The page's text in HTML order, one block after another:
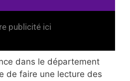
publicité ici
dans le département
de faire une lecture des